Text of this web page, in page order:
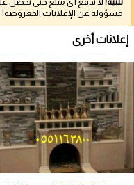
مسؤولة عن الإعلانات المعروضة!
إعلانات أخرى